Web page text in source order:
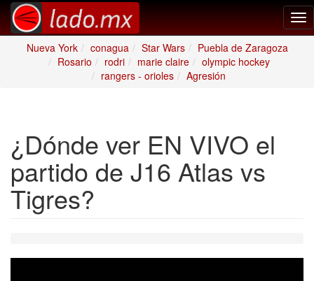
Nueva York
conagua Star Wars
Puebla de Zaragoza
Rosario
rodri marie claire
olympic hockey
rangers - orioles
Agresión
¿Dónde ver EN VIVO el
partido de J16 Atlas vs
Tigres?